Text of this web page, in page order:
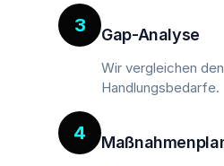
3 Gap-Analyse
Wir vergleichen
Handlungsbedarfe.
4